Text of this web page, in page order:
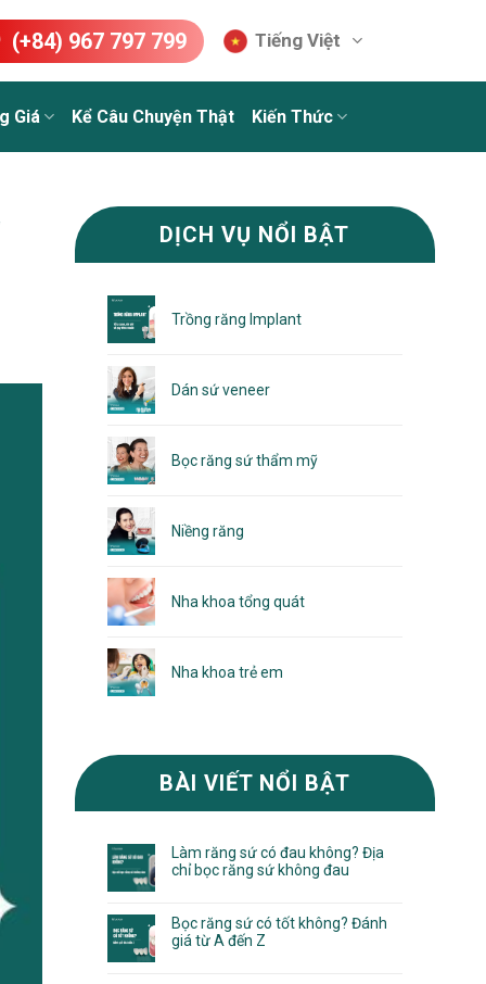
(+84) 967 797 799 Tiếng Việt
Giá Kể Câu Chuyện Thật Kiến Thức
DỊCH VỤ NỔI BẬT
Trồng răng Implant
Dán sứ veneer
Bọc răng sứ thẩm mỹ
Niềng răng
Nha khoa tổng quát
Nha khoa trẻ em
BÀI VIẾT NỔI BẬT
Làm răng sứ có đau không? Địa
chỉ bọc răng sứ không đau
Bọc răng sứ có tốt không? Đánh
giá từ A đến Z